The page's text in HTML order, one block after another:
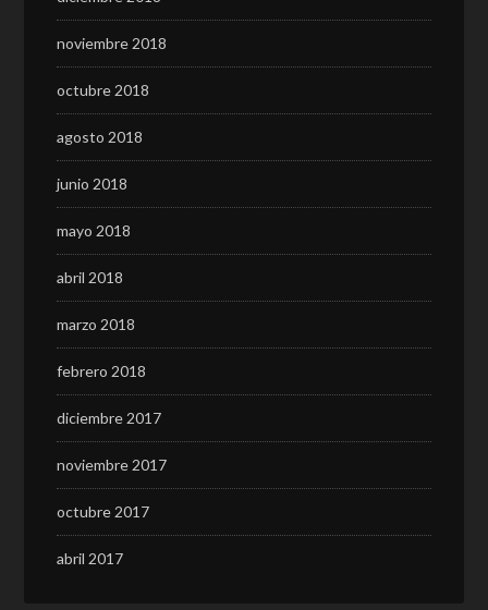
noviembre 2018
octubre 2018
agosto 2018
junio 2018
mayo 2018
abril 2018
marzo 2018
febrero 2018
diciembre 2017
noviembre 2017
octubre 2017
abril 2017